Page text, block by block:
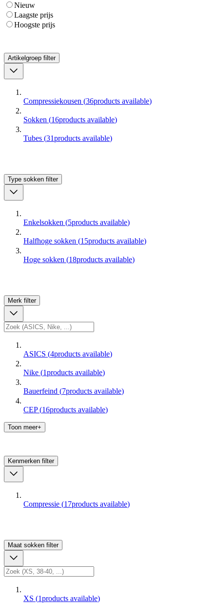
Nieuw
Laagste prijs
Hoogste prijs
Artikelgroep filter
Compressiekousen (36products available)
Sokken (16products available)
Tubes (31products available)
Type sokken filter
Enkelsokken (5products available)
Halfhoge sokken (15products available)
Hoge sokken (18products available)
Merk filter
ASICS (4products available)
Nike (1products available)
Bauerfeind (7products available)
CEP (16products available)
Toon meer+
Kenmerken filter
Compressie (17products available)
Maat sokken filter
XS (1products available)